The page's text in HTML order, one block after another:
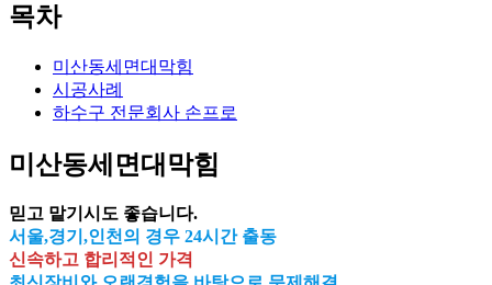
목차
미산동세면대막힘
시공사례
하수구 전문회사 손프로
미산동세면대막힘
믿고 맡기시도 좋습니다.
서울,경기,인천의 경우 24시간 출동
신속하고 합리적인 가격